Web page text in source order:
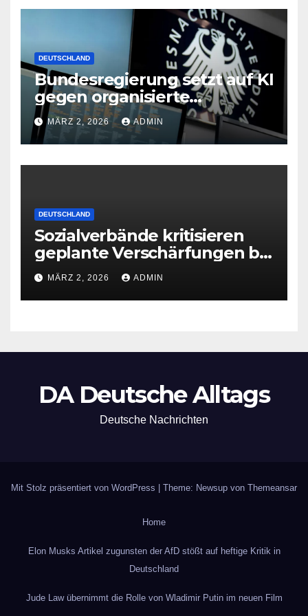
DEUTSCHLAND
Bundesregierung setzt auf KI
gegen organisierte
Kriminalität
MÄRZ 2, 2026 ADMIN
DEUTSCHLAND
Sozialverbände kritisieren
geplante Verschärfungen bei
der Grundsicherung
MÄRZ 2, 2026 ADMIN
DA Deutsche Alltags
Deutsche Nachrichten
Mit Stolz präsentiert von WordPress Theme: Newsup von Themeansar
Home
Elon Musks Artikel zugunsten der AfD stößt auf heftige Kritik in
Deutschland
Jude Law übernimmt die Rolle von Wladimir Putin im neuen Film